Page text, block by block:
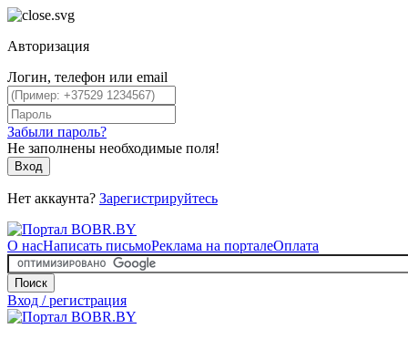
Авторизация
Логин, телефон или email
Забыли пароль?
Не заполнены необходимые поля!
Вход
Нет аккаунта? Зарегистрируйтесь
О насНаписать письмоРеклама на порталеОплата
Поиск
Вход / регистрация